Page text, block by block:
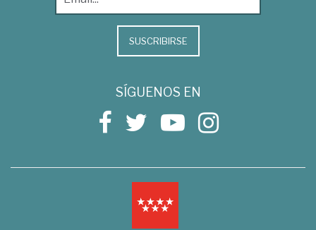
SUSCRIBIRSE
SÍGUENOS EN